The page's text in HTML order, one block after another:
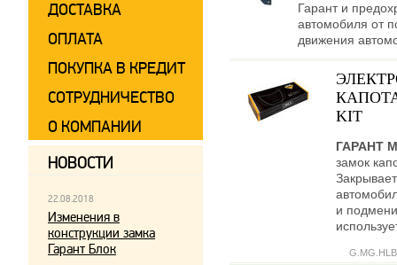
Гарант и
автомобиля от
движения
KIT
ГАРАНТ
замок
и
ДОСТАВКА
ОПЛАТА
ПОКУПКА В КРЕДИТ
СОТРУДНИЧЕСТВО
О КОМПАНИИ
НОВОСТИ
22.08.2018
Изменения в
конструкции замка
Гарант Блок